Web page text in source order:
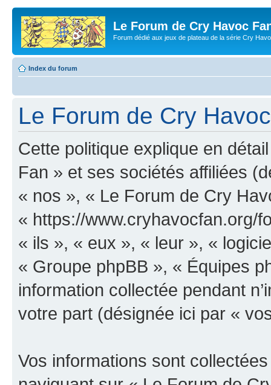
Le Forum de Cry Havoc
Forum dédié aux jeux de plateau de la série Cry
Index du forum
Le Forum de Cry
Cette politique explique en
Fan » et ses sociétés affiliées
« nos », « Le Forum de Cry
« https://www.cryhavocfan.org/
« ils », « eux », « leur », «
« Groupe phpBB », « Équipes
information collectée pendant
votre part (désignée ici par «
Vos informations sont